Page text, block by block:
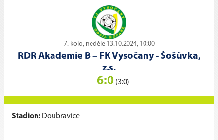
7. kolo, neděle 13.10.2024, 10:00
RDR Akademie B– FK Vysočany - Šošůvka,
z.s.
6:0 (3:0)
Stadion: Doubravice